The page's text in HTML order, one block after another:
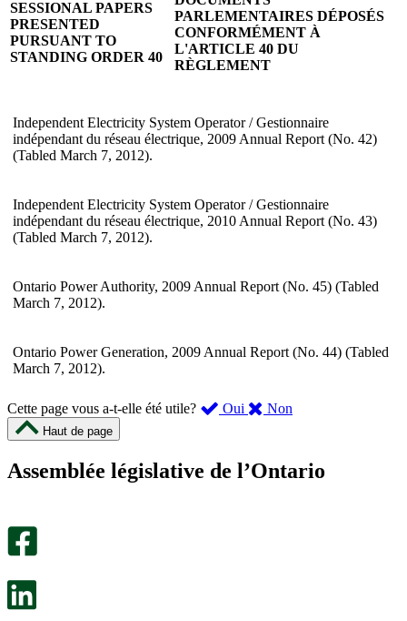
SESSIONAL PAPERS
PRESENTED
PURSUANT TO
STANDING ORDER 40
PARLEMENTAIRES DÉPOSÉS
CONFORMÉMENT À
L'ARTICLE 40 DU
RÈGLEMENT
Independent Electricity System Operator / Gestionnaire
indépendant du réseau électrique, 2009 Annual Report (No. 42)
(Tabled March 7, 2012).
Independent Electricity System Operator / Gestionnaire
indépendant du réseau électrique, 2010 Annual Report (No. 43)
(Tabled March 7, 2012).
Ontario Power Authority, 2009 Annual Report (No. 45) (Tabled
March 7, 2012).
Ontario Power Generation, 2009 Annual Report (No. 44) (Tabled
March 7, 2012).
Cette page vous a-t-elle été utile? Oui ,
été
Non
m’a
Haut de page
Assemblée législative de l’Ontario